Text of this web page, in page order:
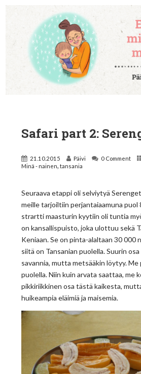
Safari part 2:
21.10.2015 Päivi 0 Comment
Minä - nainen,tansania
Seuraava etappi oli selviytyä
meille tarjoiltiin perjantaiaamuna puol
strartti maasturin kyytiin oli tuntia
on kansallispuisto, joka ulottuu sekä
Keniaan. Se on pinta-alaltaan 30 000
siitä on Tansanian puolella. Suurin
savannia, mutta metsääkin löytyy.
puolella. Niin kuin arvata saattaa, me
pikkiriikkinen osa tästä kaikesta,
huikeampia eläimiä ja maisemia.